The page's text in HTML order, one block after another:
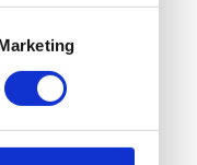
Erlebniszentrum